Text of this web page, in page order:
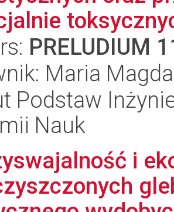
PRELUDIUM
Maria
Podstaw
Nauk
i